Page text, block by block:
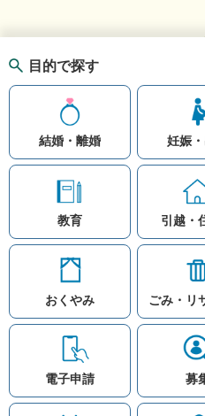
知りたい情報を検索
目的で探す
結婚・離婚 妊娠
教育 引越・
おくやみ ごみ・リ
電子申請 募
お問い合わせ
このホームページ
プライバシーポリシー